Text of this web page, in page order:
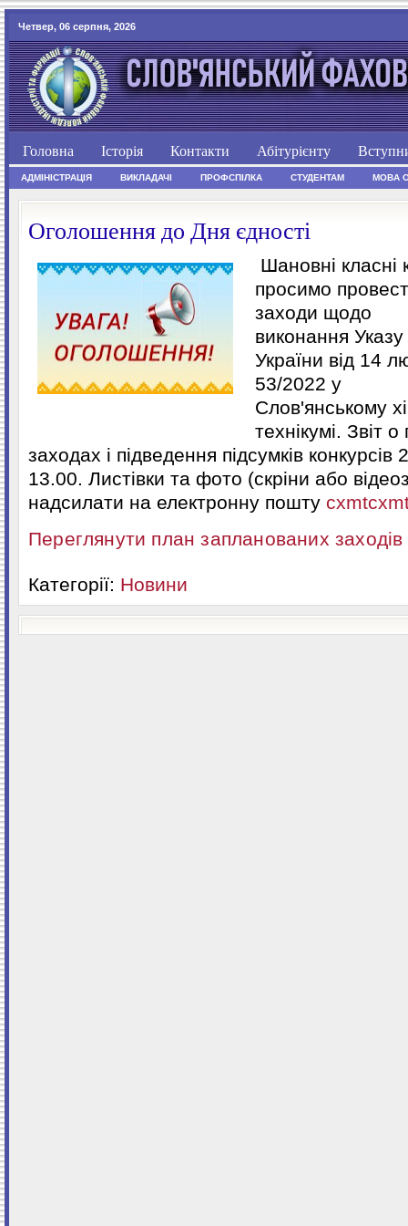
Четвер, 06 серпня, 2026
Головна Історія Контакти Абітурієнту
АДМІНІСТРАЦІЯ ВИКЛАДАЧІ ПРОФСПІЛКА СТУДЕНТАМ МОВА
Оголошення до Дня єдності
Шановні класні
просимо
заходи щодо
виконання
України від 14
53/2022 у
Слов'янському
технікумі. Звіт
заходах і підведення підсумків
13.00. Листівки та фото (скріни або
надсилати на електронну пошту
Переглянути план запланованих
Категорії: Новини